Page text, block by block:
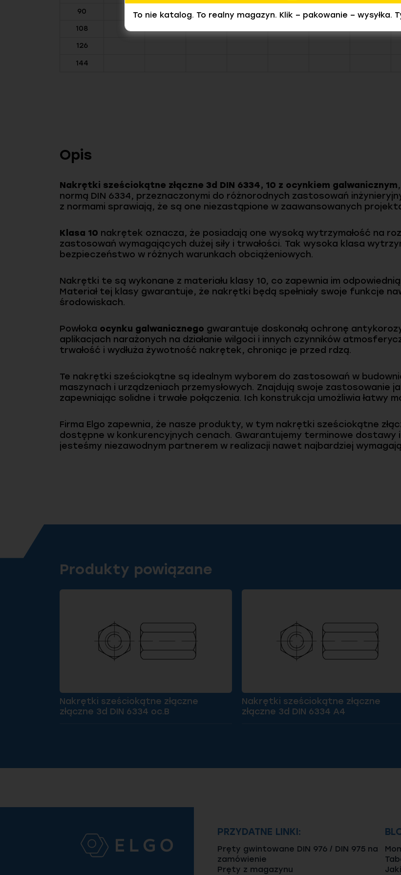
90
108
126
144
Opis
Nakrętki sześciokątne złączne 3d DIN 6334, 10 z ocynkiem galwanicznym
normą DIN 6334, przeznaczonymi do różnorodnych zastosowań
z normami sprawiają, że są one niezastąpione w zaawansowanych
Klasa 10 nakrętek oznacza, że posiadają one wysoką wytrzymałość na
zastosowań wymagających dużej siły i trwałości. Tak wysoka klasa
bezpieczeństwo w różnych warunkach obciążeniowych.
Nakrętki te są wykonane z materiału klasy 10, co zapewnia im
Materiał tej klasy gwarantuje, że nakrętki będą spełniały swoje funkcje
środowiskach.
Powłoka ocynku galwanicznego gwarantuje doskonałą ochronę
aplikacjach narażonych na działanie wilgoci i innych czynników
trwałość i wydłuża żywotność nakrętek, chroniąc je przed rdzą.
Te nakrętki sześciokątne są idealnym wyborem do zastosowań w
maszynach i urządzeniach przemysłowych. Znajdują swoje zastosowanie
zapewniając solidne i trwałe połączenia. Ich konstrukcja umożliwia łatwy
Firma Elgo zapewnia, że nasze produkty, w tym nakrętki sześciokątne
dostępne w konkurencyjnych cenach. Gwarantujemy terminowe dostawy
jesteśmy niezawodnym partnerem w realizacji nawet najbardziej
Produkty powiązane
Nakrętki sześciokątne złączne
złączne 3d DIN 6334 oc.B
Nakrętki sześciokątne złączne
złączne 3d DIN 6334 A4
PRZYDATNE LINKI:
Pręty gwintowane DIN 976 / DIN 975 na
zamówienie
Pręty z magazynu
To nie katalog. To realny magazyn. Klik – pakowanie – wysyłka.